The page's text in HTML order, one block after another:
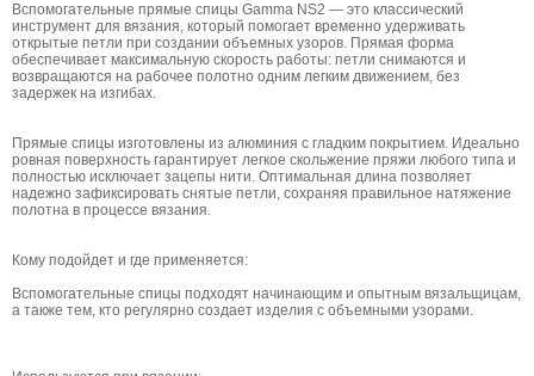
Вспомогательные прямые спицы Gamma NS2 — это классический
инструмент для вязания, который помогает временно удерживать
открытые петли при создании объемных узоров. Прямая форма
обеспечивает максимальную скорость работы: петли снимаются и
возвращаются на рабочее полотно одним легким движением, без
задержек на изгибах.
Прямые спицы изготовлены из алюминия с гладким покрытием. Идеально
ровная поверхность гарантирует легкое скольжение пряжи любого типа и
полностью исключает зацепы нити. Оптимальная длина позволяет
надежно зафиксировать снятые петли, сохраняя правильное натяжение
полотна в процессе вязания.
Кому подойдет и где применяется:
Вспомогательные спицы подходят начинающим и опытным вязальщицам,
а также тем, кто регулярно создает изделия с объемными узорами.